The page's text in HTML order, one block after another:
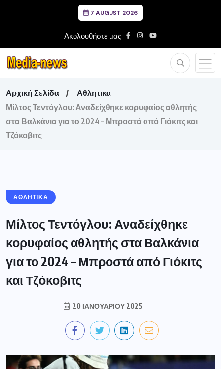
7 AUGUST 2026
Ακολουθήστε μας
Αρχική Σελίδα
Αθλητικα
Μίλτος Τεντόγλου: Αναδείχθηκε κορυφαίος αθλητής
στα Βαλκάνια για το 2024 – Μπροστά από Γιόκιτς και
Τζόκοβιτς
ΑΘΛΗΤΙΚΑ
Μίλτος Τεντόγλου: Αναδείχθηκε
κορυφαίος αθλητής στα Βαλκάνια
για το 2024 – Μπροστά από Γιόκιτς
και Τζόκοβιτς
20 ΙΑΝΟΥΑΡΊΟΥ 2025